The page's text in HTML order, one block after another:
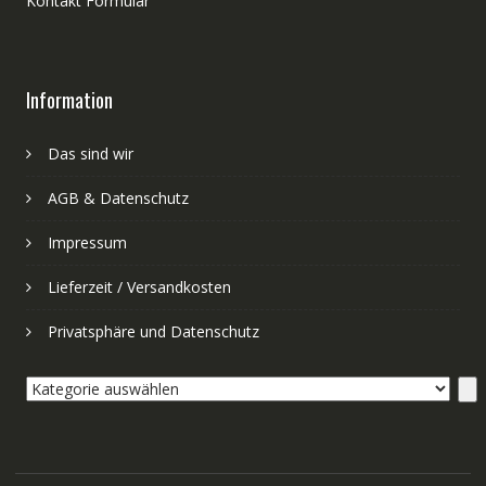
Information
Das sind wir
AGB & Datenschutz
Impressum
Lieferzeit / Versandkosten
Privatsphäre und Datenschutz
Kategorie